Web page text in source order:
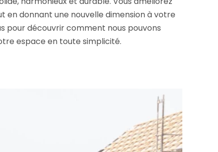
en donnant une nouvelle dimension à votre
pour découvrir comment nous pouvons
espace en toute simplicité.